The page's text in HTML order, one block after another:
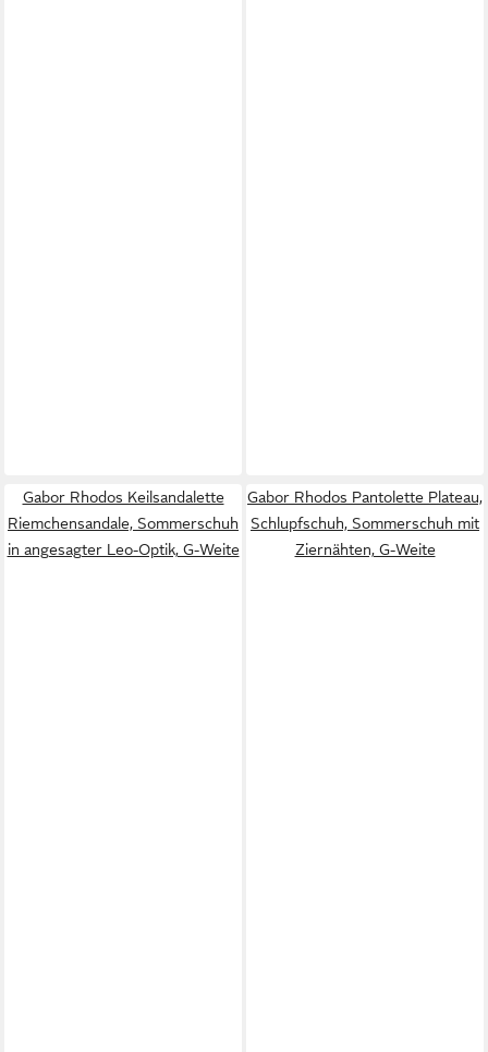
Gabor Rhodos Keilsandalette
Riemchensandale, Sommerschuh
in angesagter Leo-Optik, G-Weite
Gabor Rhodos Pantolette Plateau,
Schlupfschuh, Sommerschuh mit
Ziernähten, G-Weite